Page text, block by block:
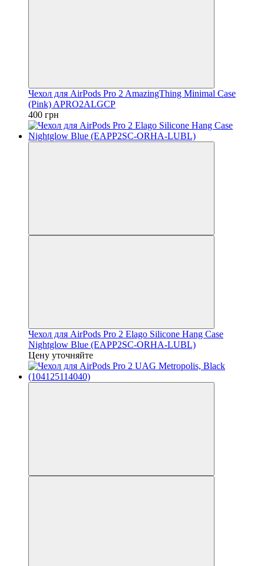
Чехол для AirPods Pro 2 AmazingThing Minimal Case
(Pink) APRO2ALGCP
400 грн
Чехол для AirPods Pro 2 Elago Silicone Hang Case
Nightglow Blue (EAPP2SC-ORHA-LUBL)
Цену уточняйте